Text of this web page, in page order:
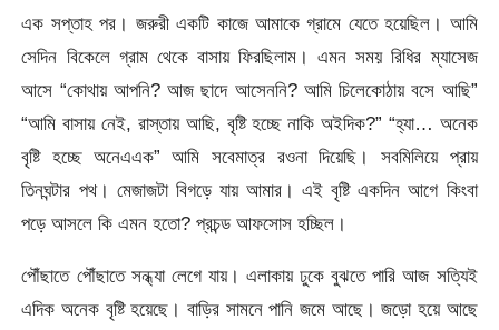
এক সপ্তাহ পর। জরুরী একটি কাজে আমাকে গ্রামে যেতে হয়েছিল। আমি
সেদিন বিকেলে গ্রাম থেকে বাসায় ফিরছিলাম। এমন সময় রিধির ম্যাসেজ
আসে “কোথায় আপনি? আজ ছাদে আসেননি? আমি চিলেকোঠায় বসে আছি”
“আমি বাসায় নেই, রাস্তায় আছি, বৃষ্টি হচ্ছে নাকি অইদিক?” “হ্যা… অনেক
বৃষ্টি হচ্ছে অনেএএক” আমি সবেমাত্র রওনা দিয়েছি। সবমিলিয়ে প্রায়
তিনঘন্টার পথ। মেজাজটা বিগড়ে যায় আমার। এই বৃষ্টি একদিন আগে কিংবা
পড়ে আসলে কি এমন হতো? প্রচন্ড আফসোস হচ্ছিল।
পৌঁছাতে পৌঁছাতে সন্ধ্যা লেগে যায়। এলাকায় ঢুকে বুঝতে পারি আজ সত্যিই
এদিক অনেক বৃষ্টি হয়েছে। বাড়ির সামনে পানি জমে আছে। জড়ো হয়ে আছে